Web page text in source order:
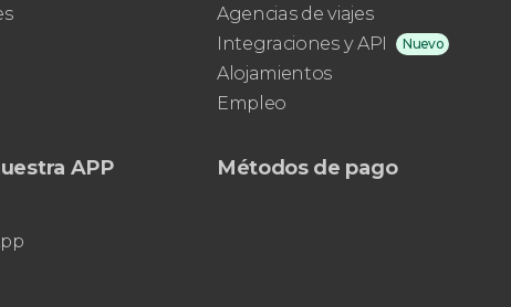
Agencias de viajes
Integraciones y API
Nuevo
Alojamientos
Empleo
APP Métodos de pago